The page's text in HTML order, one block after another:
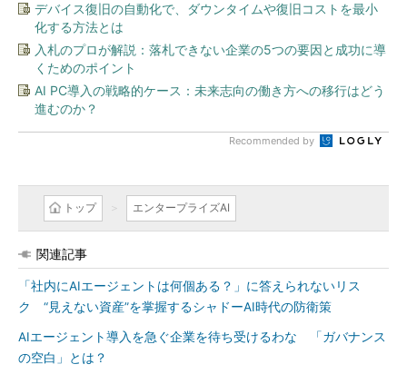
デバイス復旧の自動化で、ダウンタイムや復旧コストを最小
化する方法とは
入札のプロが解説：落札できない企業の5つの要因と成功に導
くためのポイント
AI PC導入の戦略的ケース：未来志向の働き方への移行はどう
進むのか？
Recommended by
トップ エンタープライズAI
関連記事
「社内にAIエージェントは何個ある？」に答えられないリス
ク “見えない資産”を掌握するシャドーAI時代の防衛策
AIエージェント導入を急ぐ企業を待ち受けるわな 「ガバナンス
の空白」とは？